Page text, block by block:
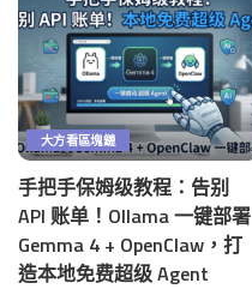
大方看區塊鏈
手把手保姆级教程：告别
API 账单！Ollama 一键部署
Gemma 4 + OpenClaw，打
造本地免费超级 Agent